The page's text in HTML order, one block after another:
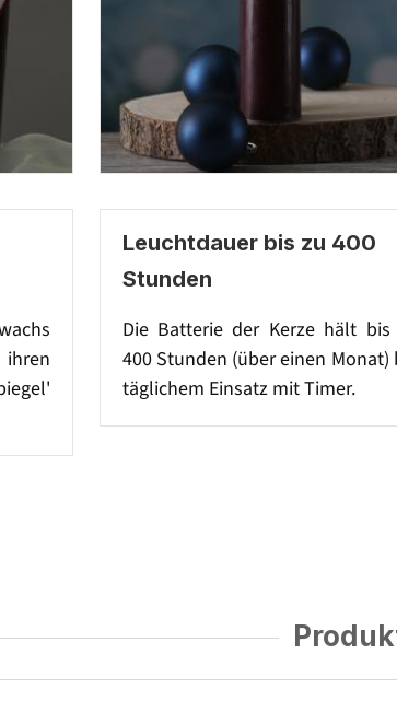
Leuchtdauer bis zu 400
Stunden
Die Batterie der Kerze hält bis
400 Stunden (über einen Monat)
täglichem Einsatz mit Timer.